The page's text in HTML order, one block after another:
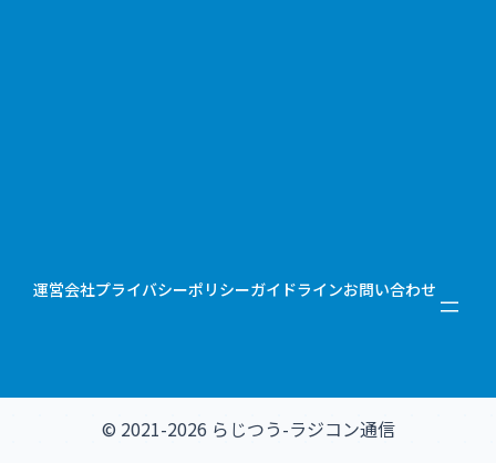
運営会社プライバシーポリシーガイドラインお問い合わせ
© 2021-2026 らじつう-ラジコン通信